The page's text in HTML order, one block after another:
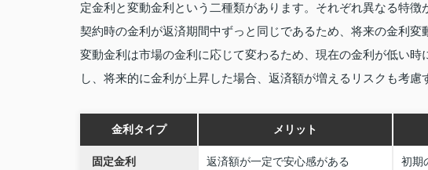
定金利と変動金利という二種類があります。それぞれ異なる特
契約時の金利が返済期間中ずっと同じであるため、将来の金利
変動金利は市場の金利に応じて変わるため、現在の金利が低い
し、将来的に金利が上昇した場合、返済額が増えるリスクも考慮
金利タイプ メリット
固定金利 返済額が一定で安心感がある 初期